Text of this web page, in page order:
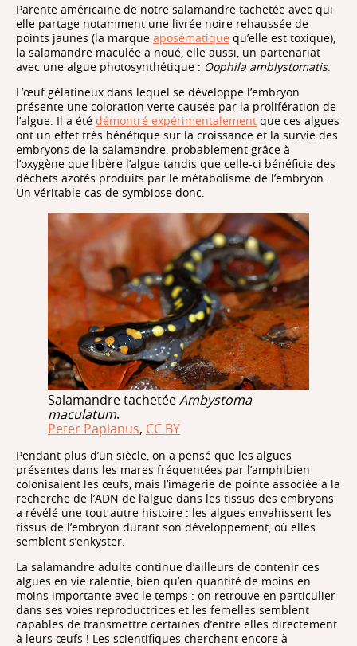
Parente américaine de notre salamandre tachetée avec qui
elle partage notamment une livrée noire rehaussée de
points jaunes (la marque aposématique qu’elle est toxique),
la salamandre maculée a noué, elle aussi, un partenariat
avec une algue photosynthétique : Oophila amblystomatis.
L’œuf gélatineux dans lequel se développe l’embryon
présente une coloration verte causée par la prolifération de
l’algue. Il a été démontré expérimentalement que ces algues
ont un effet très bénéfique sur la croissance et la survie des
embryons de la salamandre, probablement grâce à
l’oxygène que libère l’algue tandis que celle-ci bénéficie des
déchets azotés produits par le métabolisme de l’embryon.
Un véritable cas de symbiose donc.
Salamandre tachetéeAmbystoma
maculatum.
Peter Paplanus, CC BY
Pendant plus d’un siècle, on a pensé que les algues
présentes dans les mares fréquentées par l’amphibien
colonisaient les œufs, mais l’imagerie de pointe associée à la
recherche de l’ADN de l’algue dans les tissus des embryons
a révélé une tout autre histoire : les algues envahissent les
tissus de l’embryon durant son développement, où elles
semblent s’enkyster.
La salamandre adulte continue d’ailleurs de contenir ces
algues en vie ralentie, bien qu’en quantité de moins en
moins importante avec le temps : on retrouve en particulier
dans ses voies reproductrices et les femelles semblent
capables de transmettre certaines d’entre elles directement
à leurs œufs ! Les scientifiques cherchent encore à